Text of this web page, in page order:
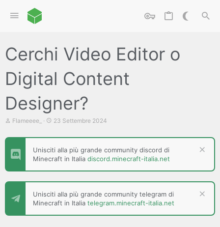
Cerchi Video Editor o
Digital Content
Designer?
C
e
t
o
D
s
u
Flameeee_
D
t
d
i
i
z
i
o
23 Settembre 2024
Unisciti alla più grande community discord di
Minecraft in Italia discord.minecraft-italia.net
Unisciti alla più grande community telegram di
Minecraft in Italia telegram.minecraft-italia.net